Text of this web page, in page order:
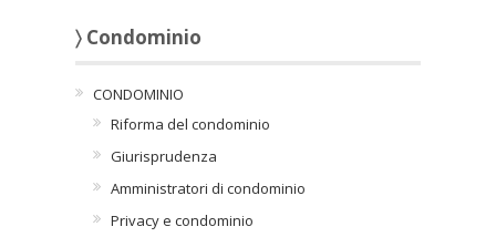
〉 Condominio
CONDOMINIO
Riforma del condominio
Giurisprudenza
Amministratori di condominio
Privacy e condominio